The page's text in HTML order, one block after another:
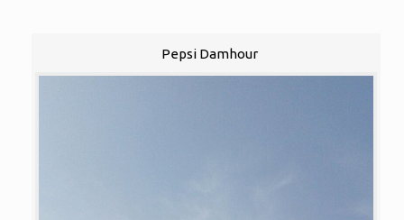
Pepsi Damhour